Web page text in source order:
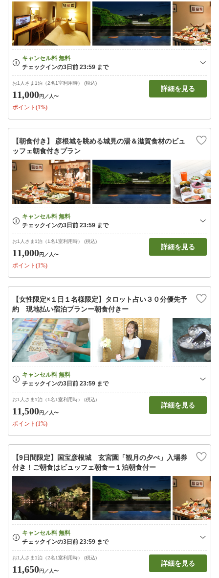
お1人さま1泊（2名1室利用時） (税込)
11,000円 ／人〜
ポイント(1%)
詳細を見る
【朝食付き】 彦根城を眺める城見の湯＆滋賀食材のビュ
ッフェ朝食付きプラン
お1人さま1泊（1名1室利用時） (税込)
11,000円 ／人〜
ポイント(1%)
詳細を見る
【女性限定×１日１名様限定】タロット占い３０分優先予
約 現地払い宿泊プランー朝食付きー
お1人さま1泊（1名1室利用時） (税込)
11,500円 ／人〜
ポイント(1%)
詳細を見る
【9日間限定】国宝彦根城 玄宮園「観月の夕べ」入場券
付き！ご朝食はビュッフェ朝食ー１泊朝食付ー
お1人さま1泊（2名1室利用時） (税込)
11,650円 ／人〜
詳細を見る